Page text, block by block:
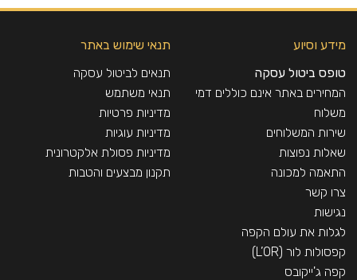
אורך כבל: 0.8 מטר
זמן להכנת קפה: 30 שניות
לחץ משאבה: 19 בר
נפח מיכל מים: 0.8 ליטר
חומר פיה: מתכת
צבע: לבן
מימדים:
רוחב: 15.7 ס"מ
עומק: 40.2 ס"מ
גובה: 27.6 ס"מ
משקל: 3.35 ק"ג
מידע וסיוע
טופס ביטול עסקה
המחירים באתר אינם כוללים דמי
משלוח
שירות המשלוחים
שאלות נפוצות
התאמה למכונה
צרו קשר
נגישות
לגלות את עולם הקפה
קפסולות לור (L’OR)
קפה ג'ייקובס
תנאי שימוש באתר
תנאים לביטול עסקה
תנאי משתמש
מדיניות פרטיות
מדיניות עוגיות
מדיניות פסולת אלקטרונית
תקנון מבצעים והטבות